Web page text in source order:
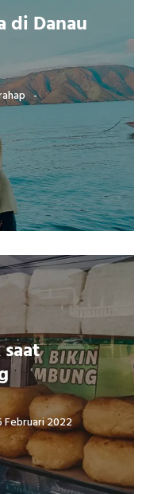
di Danau
Februari 2022